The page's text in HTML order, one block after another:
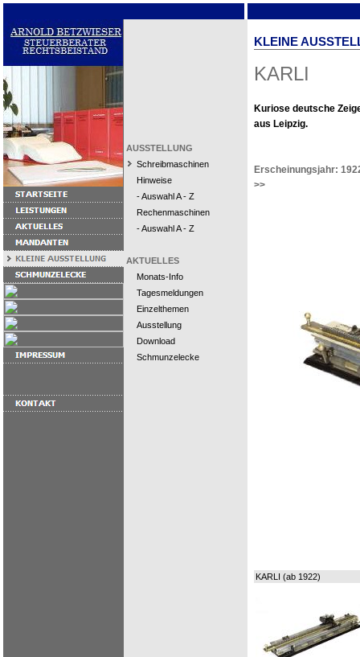
AUSSTELLUNG
Schreibmaschinen
Hinweise
- Auswahl A - Z
Rechenmaschinen
- Auswahl A - Z
AKTUELLES
Monats-Info
Tagesmeldungen
Einzelthemen
Ausstellung
Download
Schmunzelecke
KLEINE
KARLI
Kuriose deutsche
aus Leipzig.
Erscheinungsjahr:
>>
KARLI (ab 1922)